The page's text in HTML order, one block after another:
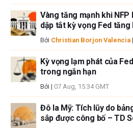
Vàng tăng mạnh khi NFP
dập tắt kỳ vọng Fed tăng
Bởi Christian Borjon Valencia |
Kỳ vọng lạm phát của
trong ngắn hạn
Bởi | 07 Aug, 15:34 GMT
Đô la Mỹ: Tích lũy do
sắp được công bố – TD